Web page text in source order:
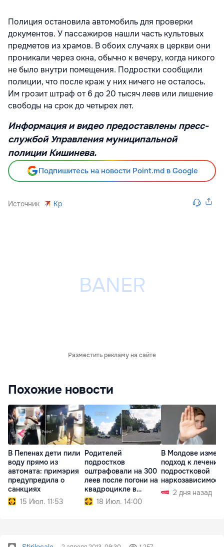
Полиция остановила автомобиль для проверки
документов. У пассажиров нашли часть культовых
предметов из храмов. В обоих случаях в церкви они
проникали через окна, обычно к вечеру, когда никого
не было внутри помещения. Подростки сообщили
полиции, что после краж у них ничего не осталось.
Им грозит штраф от 6 до 20 тысяч леев или лишение
свободы на срок до четырех лет.
Информация и видео предоставлены пресс-
службой Управления муниципальной
полиции Кишинева.
Подпишитесь на новости Point.md в Google
Источник Kp
Разместить рекламу на сайте
Похожие новости
В Пепенах дети пили
воду прямо из
автомата: примэрия
предупредила о
санкциях
15 Июл. 11:53
Родителей
подростков
оштрафовали на 300
леев после погони на
квадроцикле в
Сороках
18 Июл. 14:00
В Молдове
подход к лечению
подростковой
2 дня назад